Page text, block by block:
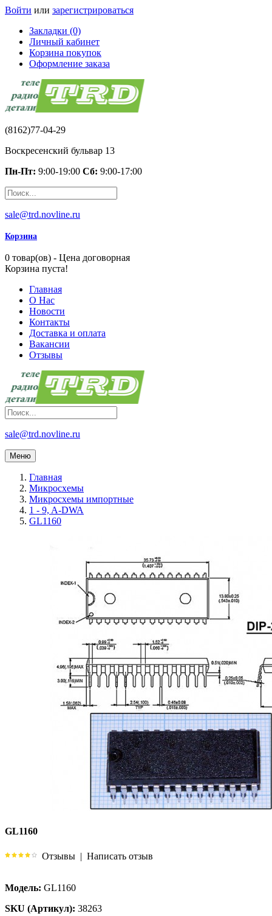
Войти или зарегистрироваться
Закладки (0)
Личный кабинет
Корзина покупок
Оформление заказа
(8162)77-04-29
Воскресенский бульвар 13
Пн-Пт: 9:00-19:00 Сб: 9:00-17:00
sale@trd.novline.ru
Корзина
0 товар(ов) - Цена договорная
Корзина пуста!
Главная
О Нас
Новости
Контакты
Доставка и оплата
Вакансии
Отзывы
sale@trd.novline.ru
Меню
Главная
Микросхемы
Микросхемы импортные
1 - 9, A-DWA
GL1160
GL1160
Отзывы | Написать отзыв
Модель: GL1160
SKU (Артикул): 38263